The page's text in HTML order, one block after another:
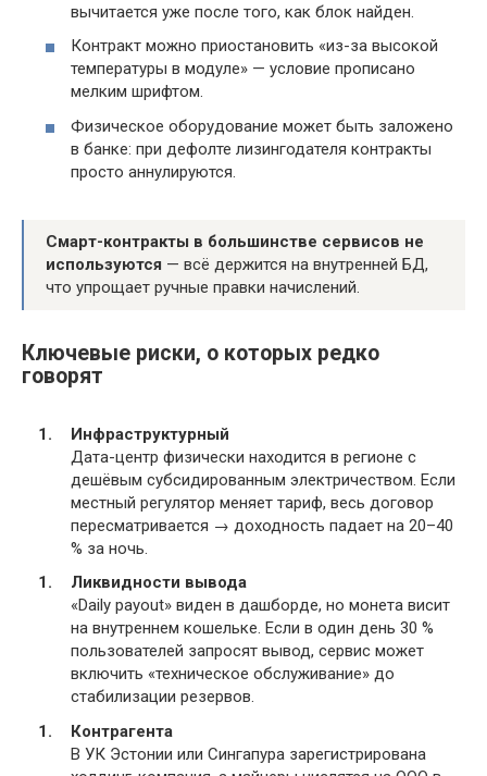
вычитается уже после того, как блок найден.
Контракт можно приостановить «из-за высокой
температуры в модуле» — условие прописано
мелким шрифтом.
Физическое оборудование может быть заложено
в банке: при дефолте лизингодателя контракты
просто аннулируются.
Смарт-контракты в большинстве сервисов не
используются — всё держится на внутренней БД,
что упрощает ручные правки начислений.
Ключевые риски, о которых редко
говорят
Инфраструктурный
Дата-центр физически находится в регионе с
дешёвым субсидированным электричеством. Если
местный регулятор меняет тариф, весь договор
пересматривается → доходность падает на 20–40
% за ночь.
Ликвидности вывода
«Daily payout» виден в дашборде, но монета висит
на внутреннем кошельке. Если в один день 30 %
пользователей запросят вывод, сервис может
включить «техническое обслуживание» до
стабилизации резервов.
Контрагента
В УК Эстонии или Сингапура зарегистрирована